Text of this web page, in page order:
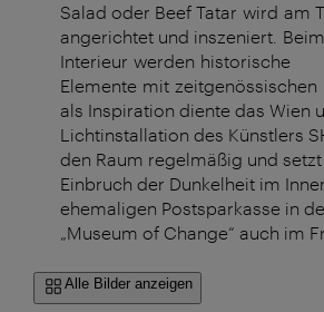
Salad oder Beef Tatar wird am
angerichtet und inszeniert. Beim
Interieur werden historische
Elemente mit
als Inspiration diente das Wien
Lichtinstallation des Künstlers
den Raum regelmäßig und
Einbruch der Dunkelheit im
ehemaligen Postsparkasse in
„Museum of Change“ auch im
Alle Bilder anzeigen